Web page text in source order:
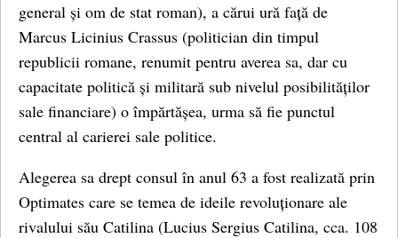
general și om de stat roman), a cărui ură față de
Marcus Licinius Crassus (politician din timpul
republicii romane, renumit pentru averea sa, dar cu
capacitate politică și militară sub nivelul posibilităților
sale financiare) o împărtășea, urma să fie punctul
central al carierei sale politice.
Alegerea sa drept consul în anul 63 a fost realizată prin
Optimates care se temea de ideile revoluționare ale
rivalului său Catilina (Lucius Sergius Catilina, cca. 108